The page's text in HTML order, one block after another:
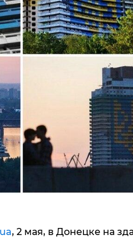
, 2 мая, в Донецке на